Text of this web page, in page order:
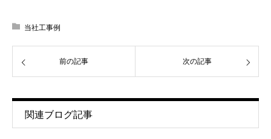
当社工事例
前の記事 次の記事
関連ブログ記事